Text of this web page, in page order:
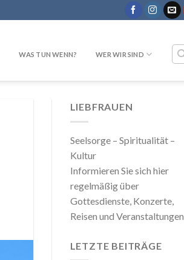
WAS TUN WENN? WER WIR SIND
LIEBFRAUEN
Seelsorge – Spiritualität –
Kultur
Informieren Sie sich hier
regelmäßig über
Gottesdienste, Konzerte,
Reisen und Veranstaltungen.
LETZTE BEITRÄGE